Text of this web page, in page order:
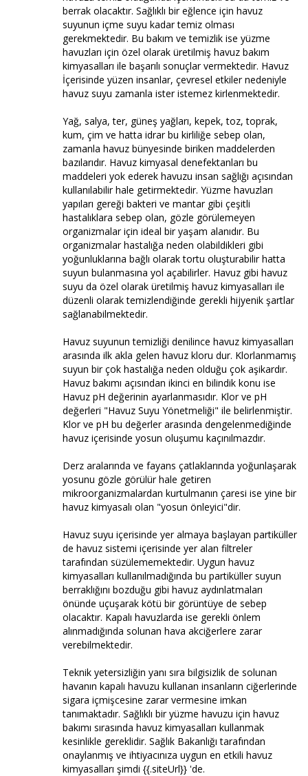
berrak olacaktır. Sağlıklı bir eğlence için havuz
suyunun içme suyu kadar temiz olması
gerekmektedir. Bu bakım ve temizlik ise yüzme
havuzları için özel olarak üretilmiş havuz bakım
kimyasalları ile başarılı sonuçlar vermektedir. Havuz
İçerisinde yüzen insanlar, çevresel etkiler nedeniyle
havuz suyu zamanla ister istemez kirlenmektedir.
Yağ, salya, ter, güneş yağları, kepek, toz, toprak,
kum, çim ve hatta idrar bu kirliliğe sebep olan,
zamanla havuz bünyesinde biriken maddelerden
bazılarıdır. Havuz kimyasal denefektanları bu
maddeleri yok ederek havuzu insan sağlığı açısından
kullanılabilir hale getirmektedir. Yüzme havuzları
yapıları gereği bakteri ve mantar gibi çeşitli
hastalıklara sebep olan, gözle görülemeyen
organizmalar için ideal bir yaşam alanıdır. Bu
organizmalar hastalığa neden olabildikleri gibi
yoğunluklarına bağlı olarak tortu oluşturabilir hatta
suyun bulanmasına yol açabilirler. Havuz gibi havuz
suyu da özel olarak üretilmiş havuz kimyasalları ile
düzenli olarak temizlendiğinde gerekli hijyenik şartlar
sağlanabilmektedir.
Havuz suyunun temizliği denilince havuz kimyasalları
arasında ilk akla gelen havuz kloru dur. Klorlanmamış
suyun bir çok hastalığa neden olduğu çok aşikardır.
Havuz bakımı açısından ikinci en bilindik konu ise
Havuz pH değerinin ayarlanmasıdır. Klor ve pH
değerleri "Havuz Suyu Yönetmeliği" ile belirlenmiştir.
Klor ve pH bu değerler arasında dengelenmediğinde
havuz içerisinde yosun oluşumu kaçınılmazdır.
Derz aralarında ve fayans çatlaklarında yoğunlaşarak
yosunu gözle görülür hale getiren
mikroorganizmalardan kurtulmanın çaresi ise yine bir
havuz kimyasalı olan "yosun önleyici"dir.
Havuz suyu içerisinde yer almaya başlayan partiküller
de havuz sistemi içerisinde yer alan filtreler
tarafından süzülememektedir. Uygun havuz
kimyasalları kullanılmadığında bu partiküller suyun
berraklığını bozduğu gibi havuz aydınlatmaları
önünde uçuşarak kötü bir görüntüye de sebep
olacaktır. Kapalı havuzlarda ise gerekli önlem
alınmadığında solunan hava akciğerlere zarar
verebilmektedir.
Teknik yetersizliğin yanı sıra bilgisizlik de solunan
havanın kapalı havuzu kullanan insanların ciğerlerinde
sigara içmişcesine zarar vermesine imkan
tanımaktadır. Sağlıklı bir yüzme havuzu için havuz
bakımı sırasında havuz kimyasalları kullanmak
kesinlikle gereklidir. Sağlık Bakanlığı tarafından
onaylanmış ve ihtiyacınıza uygun en etkili havuz
kimyasalları şimdi {{.siteUrl}} 'de.